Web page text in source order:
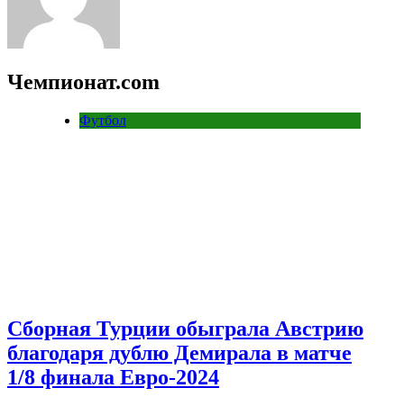
Чемпионат.com
Футбол
Сборная Турции обыграла Австрию
благодаря дублю Демирала в матче
1/8 финала Евро-2024